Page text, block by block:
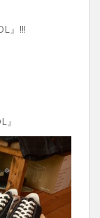
』!!!